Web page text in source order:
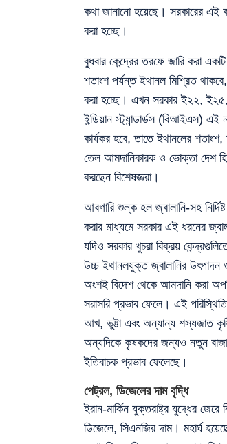
কথা জানানো হয়েছে। সরকারের এই
করা হচ্ছে।
বুধবার কেন্দ্রের তরফে জারি করা
শতাংশ পর্যন্ত ইথানল মিশ্রিত
করা হচ্ছে। এখন সরকার ই২২,
ইন্ডিয়ান স্ট্যান্ডার্ডস (বিআইএস)
কার্যকর হবে, তাতে ইথানলের
তেল আমদানিকারক ও ভোক্তা দেশ
করছেন বিশেষজ্ঞরা।
আবগারি শুল্ক হল জ্বালানি-সহ
করার মাধ্যমে সরকার এই ধরনের
যদিও সরকার খুচরা বিক্রয়
উচ্চ ইথানলযুক্ত জ্বালানির উৎপাদন
অংশই বিদেশ থেকে আমদানি করা
সরাসরি প্রভাব ফেলে। এই
আখ, ভুট্টা এবং অন্যান্য শস্যজাত
অন্যদিকে কৃষকদের জন্যও নতুন
ইতিবাচক প্রভাব ফেলেছে।
পেট্রল, ডিজেলের দাম বৃদ্ধি
ইরান-মার্কিন যুক্তরাষ্ট্র যুদ্ধের
ডিজেলে, সিএনজির দাম। মহার্ঘ